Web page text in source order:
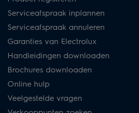
Serviceafspraak inplannen
Serviceafspraak annuleren
Garanties van Electrolux
Handleidingen downloaden
Brochures downloaden
Online hulp
Veelgestelde vragen